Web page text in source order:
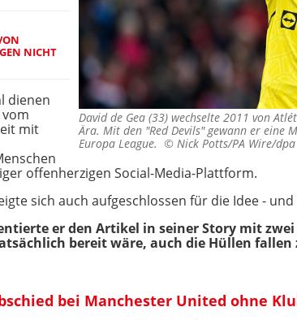
David de Gea (33) wechselte 2011 von
Ära. Mit den "Red Devils" gewann er eine
Europa League. © Nick Potts/PA Wire/dpa
NICHT
dienen
mit
offenherzigen Social-Media-Plattform.
sich auch aufgeschlossen für die Idee -
er den Artikel in seiner Story mit
bereit wäre, auch die Hüllen fallen
bei Manchester United ohne